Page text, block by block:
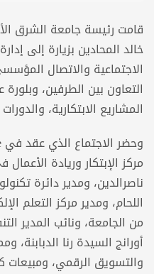
قامت رئيسة جامعة الشرق
خالد المحادين بزيارة إلى
الاجتماعية والاتصال
التعاون بين الطرفين،
المشاريع الابتكارية،
مركز الإبتكار وريادة
ناصرالدين، ومدير دائرة
اللحام، ومدير مركز التعلم
من الجامعة، ونائب المدير
أورانج السيدة رنا الدبابنة،
والتسويق الرقمي، ومبيعات